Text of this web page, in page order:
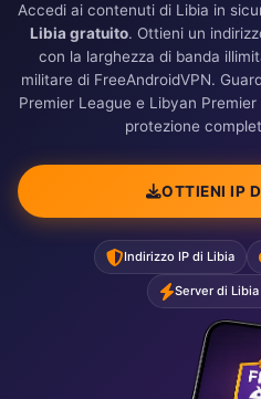
Accedi ai contenuti di Libia in
Libia gratuito. Ottieni un
con la larghezza di banda
militare di FreeAndroidVPN.
Premier League e Libyan
protezione
OTTIENI IP
Indirizzo IP di Libia
Server di